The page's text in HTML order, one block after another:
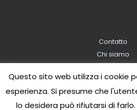
Contatto
Chi siamo
Informativa sulla
Questo sito web utilizza i cookie
esperienza. Si presume che
lo desidera può rifiutarsi di farlo.